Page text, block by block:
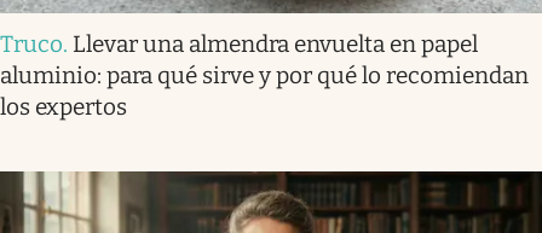
Truco. Llevar una almendra envuelta en papel
aluminio: para qué sirve y por qué lo recomiendan
los expertos